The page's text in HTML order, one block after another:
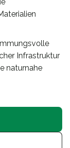
Infrastruktur
naturnahe